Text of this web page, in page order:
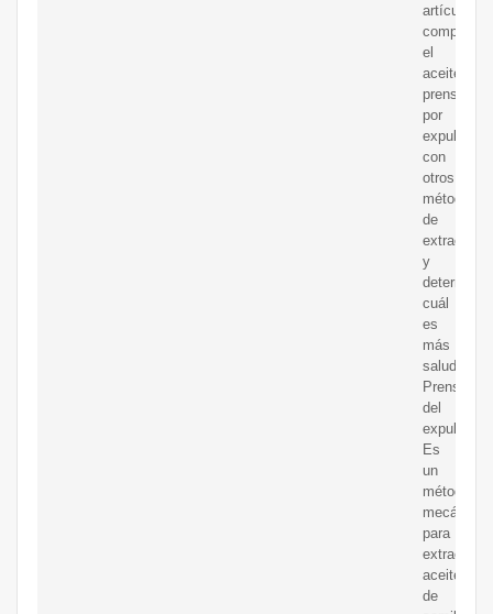
artículo,
el
aceite
prensado
por
expulsor
con
otros
métodos
de
extracción
y
cuál
es
más
saludable.
Prensado
del
expulsor
Es
un
método
mecánico
para
extraer
aceite
de